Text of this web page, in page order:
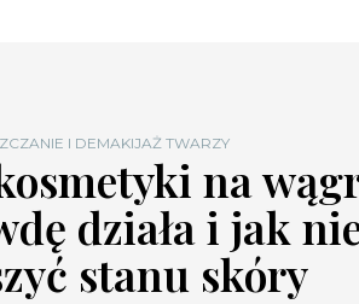
I DEMAKIJAŻ TWARZY
na
działa i jak
stanu skóry